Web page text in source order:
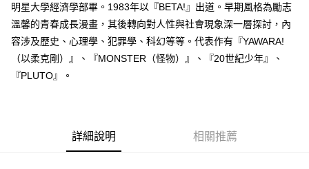
※ 請注意：結帳手續完成當下不需立刻繳費，但若您需要取消訂單，請聯絡
購買商品的店家。未經商家同意取消之訂單仍視為有效，需透過AFTEE先享
後付繳納相關費用。
※ 交易是否成功請以「AFTEE先享後付 」之結帳頁面顯示為準，若有關於
是否繳費成功／繳費後需取消欲退款等相關疑問，請聯繫「AFTEE先享後付
權轉讓予恩沛科技股份有限公司。
２．關於個人資料處理事宜，請瀏覽以下網址：
https://aftee.tw/terms/#terms3
每筆NT$80，滿NT$500(含以上)免運費
付款後萊爾富取貨
每筆NT$80，滿NT$500(含以上)免運費
付款後7-11取貨
每筆NT$80，滿NT$500(含以上)免運費
明星大學經濟學部畢。1983年以『BETA!』出道。早期風格為勵志
溫馨的青春成長漫畫，其後轉向對人性與社會現象深一層探討，內
容涉及歷史、心理學、犯罪學、科幻等等。代表作有『YAWARA!
（以柔克剛）』、『MONSTER（怪物）』、『20世紀少年』、
『PLUTO』。
詳細說明 相關推薦